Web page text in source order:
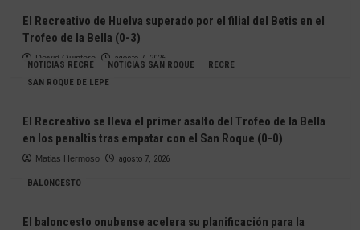
El Recreativo de Huelva superado por el filial del Betis en el
Trofeo de la Bella (0-3)
Deivid Quintero agosto 7, 2026
NOTICIAS RECRE NOTICIAS SAN ROQUE
RECRE
SAN ROQUE DE LEPE
El Recreativo se lleva el primer asalto del Trofeo de la Bella
en los penaltis tras empatar con el San Roque (0-0)
Matias Hermoso agosto 7, 2026
BALONCESTO
El baloncesto onubense acelera su planificación para la